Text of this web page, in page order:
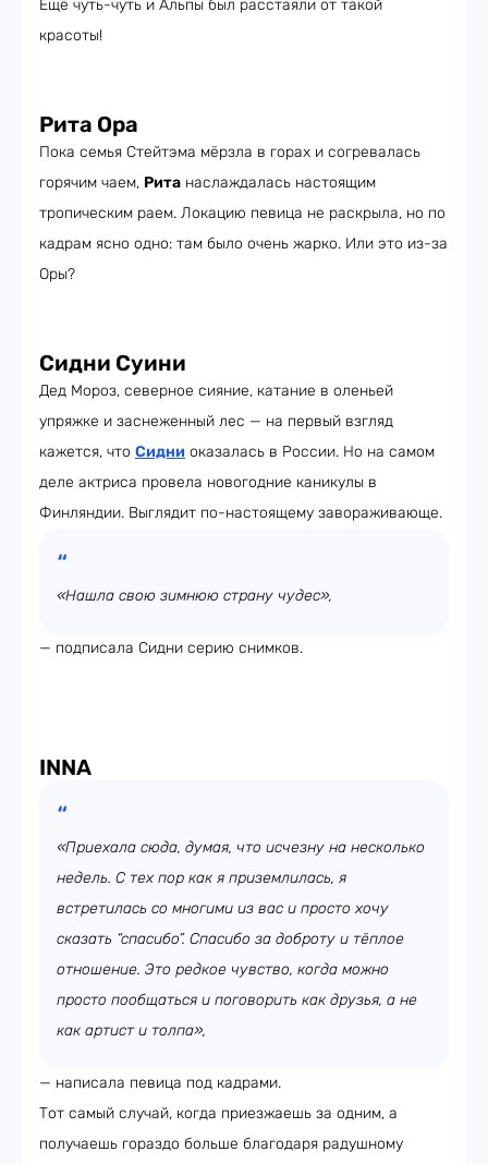
Ещё чуть-чуть и Альпы был расстаяли от такой
красоты!
Рита Ора
Пока семья Стейтэма мёрзла в горах и согревалась
горячим чаем, Рита наслаждалась настоящим
тропическим раем. Локацию певица не раскрыла, но по
кадрам ясно одно: там было очень жарко. Или это из-за
Оры?
Сидни Суини
Дед Мороз, северное сияние, катание в оленьей
упряжке и заснеженный лес — на первый взгляд
кажется, что Сидни оказалась в России. Но на самом
деле актриса провела новогодние каникулы в
Финляндии. Выглядит по-настоящему завораживающе.
«Нашла свою зимнюю страну чудес»,
— подписала Сидни серию снимков.
INNA
«Приехала сюда, думая, что исчезну на несколько
недель. С тех пор как я приземлилась, я
встретилась со многими из вас и просто хочу
сказать “спасибо”. Спасибо за доброту и тёплое
отношение. Это редкое чувство, когда можно
просто пообщаться и поговорить как друзья, а не
как артист и толпа»,
— написала певица под кадрами.
Тот самый случай, когда приезжаешь за одним, а
получаешь гораздо больше благодаря радушному